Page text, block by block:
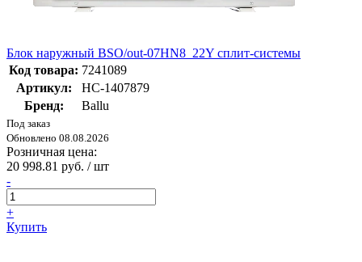
Блок наружный BSO/out-07HN8_22Y сплит-системы
Код товара: 7241089
Артикул:
НС-1407879
Бренд:
Ballu
Под заказ
Обновлено 08.08.2026
Розничная цена:
20 998.81 руб. / шт
-
+
Купить